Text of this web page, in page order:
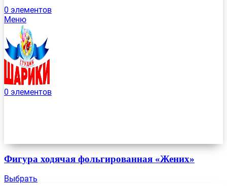
0 элементов
Меню
0 элементов
Фигура ходячая фольгированная «Жених»
Выбрать